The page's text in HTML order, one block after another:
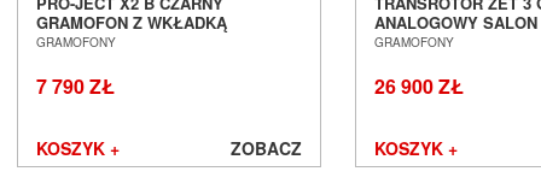
GRAMOFON Z WKŁADKĄ
ORTOFON QUINTET RED SALON
GRAMOFONY
7 790 ZŁ
KOSZYK + ZOBACZ
ANALOGOWY
WROCŁAW
GRAMOFONY
26 900 ZŁ
KOSZYK +